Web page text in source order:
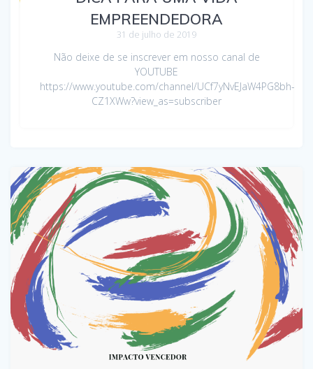
EMPREENDEDORA
31 de julho de 2019
Não deixe de se inscrever em nosso canal de
YOUTUBE
https://www.youtube.com/channel/UCf7yNvEJaW4PG8bh-
CZ1XWw?view_as=subscriber